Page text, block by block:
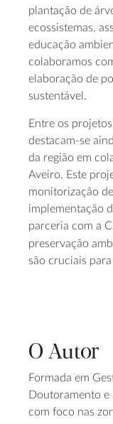
plantação de
ecossistemas,
educação
colaboramos
elaboração de
sustentável.
Entre os
destacam-se
da região em
Aveiro. Este
monitorização
implementação
parceria com a
preservação
são cruciais
O Autor
Formada em
Doutoramento e
com foco nas